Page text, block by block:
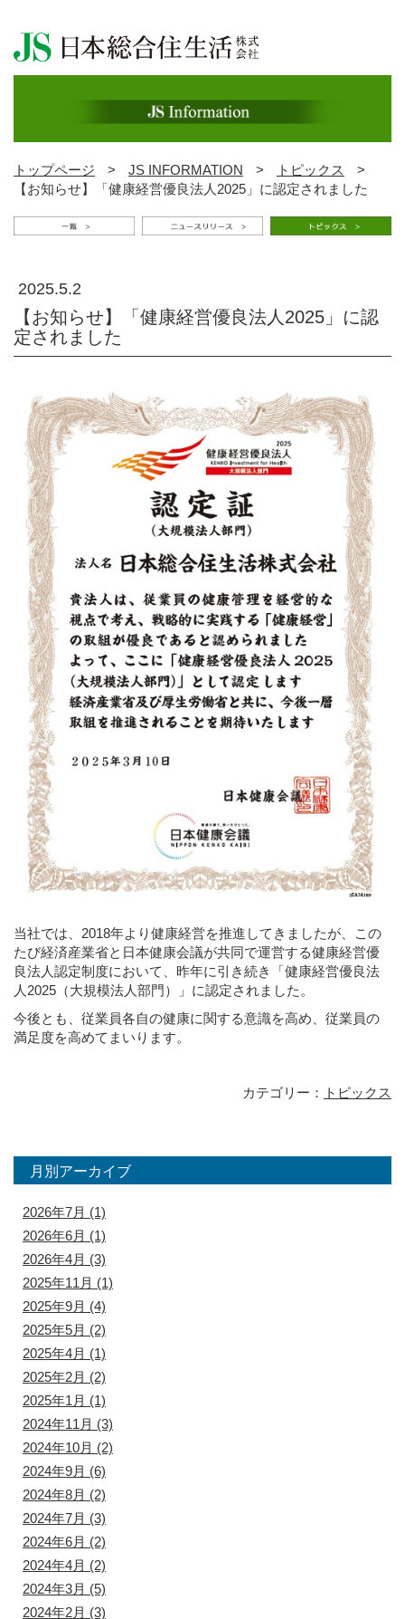
トップページ > JS INFORMATION > トピックス
>
【お知らせ】「健康経営優良法人2025」に認定されました
2025.5.2
【お知らせ】「健康経営優良法人2025」に認
定されました
当社では、2018年より健康経営を推進してきましたが、この
たび経済産業省と日本健康会議が共同で運営する健康経営優
良法人認定制度において、昨年に引き続き「健康経営優良法
人2025（大規模法人部門）」に認定されました。
今後とも、従業員各自の健康に関する意識を高め、従業員の
満足度を高めてまいります。
カテゴリー： トピックス
月別アーカイブ
2026年7月 (1)
2026年6月 (1)
2026年4月 (3)
2025年11月 (1)
2025年9月 (4)
2025年5月 (2)
2025年4月 (1)
2025年2月 (2)
2025年1月 (1)
2024年11月 (3)
2024年10月 (2)
2024年9月 (6)
2024年8月 (2)
2024年7月 (3)
2024年6月 (2)
2024年4月 (2)
2024年3月 (5)
2024年2月 (3)